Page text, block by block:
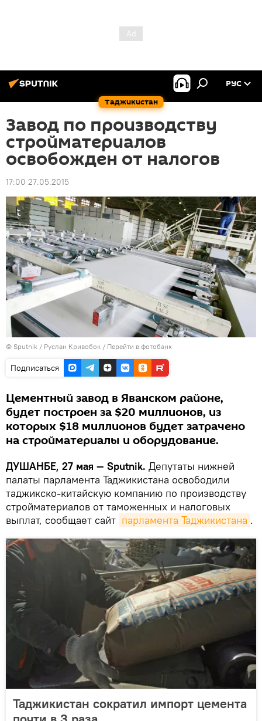
Таджикистан
РУС
Завод по производству
стройматериалов
освобожден от налогов
17:00 27.05.2015
© Sputnik / Руслан Кривобок / Перейти в фотобанк
Подписаться
Цементный завод в Яванском районе,
будет построен за $20 миллионов, из
которых $18 миллионов будет затрачено
на стройматериалы и оборудование.
ДУШАНБЕ, 27 мая — Sputnik. Депутаты нижней
палаты парламента Таджикистана освободили
таджикско-китайскую компанию по производству
стройматериалов от таможенных и налоговых
выплат, сообщает сайт парламента Таджикистана .
Таджикистан сократил импорт цемента